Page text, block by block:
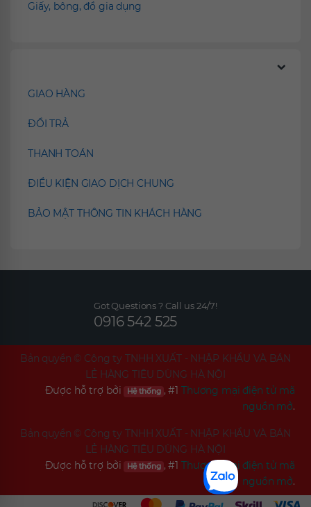
Giấy, bông, đồ gia dụng
GIAO HÀNG
ĐỔI TRẢ
THANH TOÁN
ĐIỀU KIỆN GIAO DỊCH CHUNG
BẢO MẬT THÔNG TIN KHÁCH HÀNG
Got Questions ? Call us 24/7!
0916 542 525
Bản quyền © Công ty TNHH XUẤT - NHẬP KHẨU VÀ BÁN
LẺ HÀNG TIÊU DÙNG HÀ NỘI
Được hỗ trợ bởi
Hệ thống , #1 Thương mại điện tử mã
nguồn mở.
Bản quyền © Công ty TNHH XUẤT - NHẬP KHẨU VÀ BÁN
LẺ HÀNG TIÊU DÙNG HÀ NỘI
Được hỗ trợ bởi
Hệ thống , #1 Thương mại điện tử mã
nguồn mở.